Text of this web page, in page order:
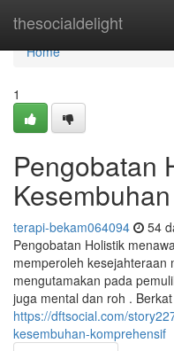
thesocialdelight
Home
Home
1
Pengobatan
terapi-bekam064094 54
Pengobatan Holistik
memperoleh kesejahteraan
mengutamakan pada
juga mental dan roh . Berkat
https://dftsocial.com/
kesembuhan-komprehensif